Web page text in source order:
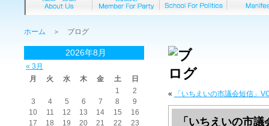
ホーム ＞ ブログ
2026年8月
« 3月
月
火 水 木 金 土
日
1
2
3
4 5 6 7 8
9
10
11 12 13 14 15
16
17
18 19 20 21 22
23
« 「いちえいの市議会短信」
「いちえいの市